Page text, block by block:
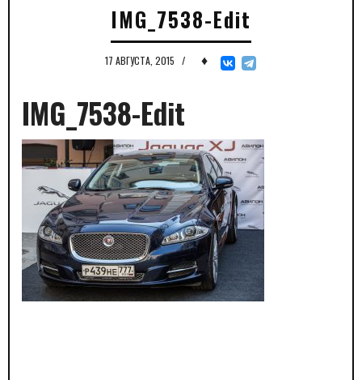
IMG_7538-Edit
17 АВГУСТА, 2015 / ♦
IMG_7538-Edit